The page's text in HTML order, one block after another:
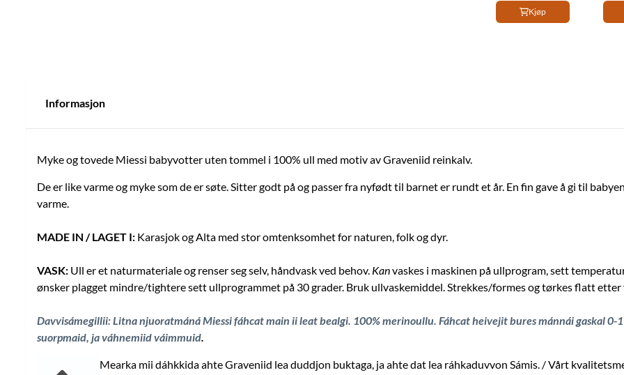
Kjøp
Informasjon
Myke og tovede Miessi babyvotter uten tommel i 100% ull med motiv av Graveniid reinkalv.
De er like varme og myke som de er søte. Sitter godt på og passer fra nyfødt til barnet er rundt et år. En fin gave å gi til
varme.
MADE IN / LAGET I: Karasjok og Alta med stor omtenksomhet for naturen, folk og dyr.
VASK: Ull er et naturmateriale og renser seg selv, håndvask ved behov. Kanvaskes i maskinen på ullprogram, sett
ønsker plagget mindre/tightere sett ullprogrammet på 30 grader. Bruk ullvaskemiddel. Strekkes/formes og tørkes flatt etter
Davvisámegillii: Litna njuoratmáná Miessi fáhcat main ii leat bealgi. 100% merinoullu. Fáhcat heivejit bures mánnái gaskal
suorpmaid, ja váhnemiid váimmuid.
Mearka mii dáhkkida ahte Graveniid lea duddjon buktaga, ja ahte dat lea ráhkaduvvon Sámis. / Vårt